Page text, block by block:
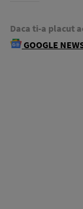
Daca ti-a placut
GOOGLE